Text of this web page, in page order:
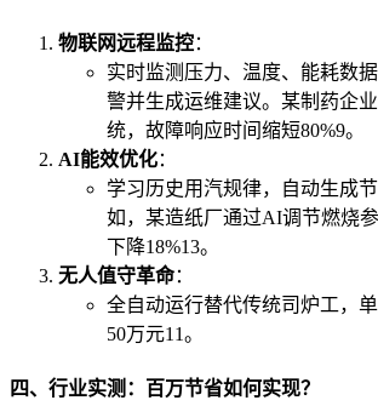
物联网远程监控：
实时监测压力、温度、能耗数
警并生成运维建议。某制药企
统，故障响应时间缩短80%9。
AI能效优化：
学习历史用汽规律，自动生成
如，某造纸厂通过AI调节燃烧
下降18%13。
无人值守革命：
全自动运行替代传统司炉工，
50万元11。
四、行业实测：百万节省如何实现？